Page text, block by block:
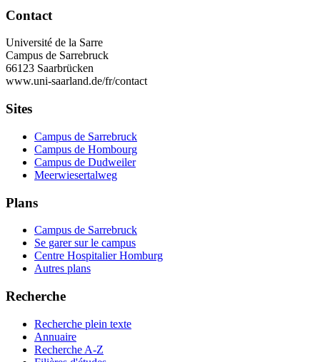
Contact
Université de la Sarre
Campus de Sarrebruck
66123 Saarbrücken
www.uni-saarland.de/fr/contact
Sites
Campus de Sarrebruck
Campus de Hombourg
Campus de Dudweiler
Meerwiesertalweg
Plans
Campus de Sarrebruck
Se garer sur le campus
Centre Hospitalier Homburg
Autres plans
Recherche
Recherche plein texte
Annuaire
Recherche A-Z